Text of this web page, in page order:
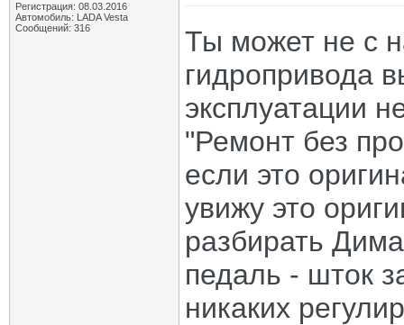
Регистрация: 08.03.2016
Автомобиль: LADA Vesta
Сообщений: 316
Ты может не с
гидропривода
эксплуатации
"Ремонт без
если это
увижу это
разбирать
педаль - шток
никаких